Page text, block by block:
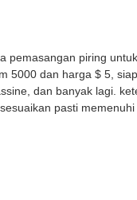
piring
5000 dan harga $ 5,
dan banyak lagi.
pasti